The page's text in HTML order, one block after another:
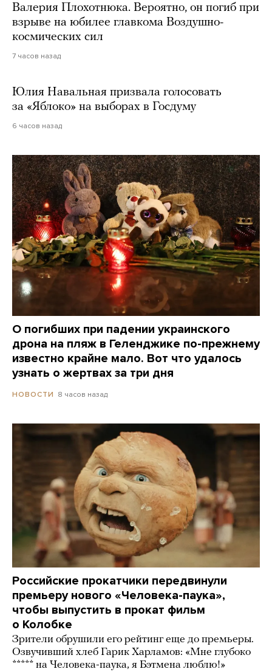
Валерия Плохотнюка. Вероятно, он погиб при
взрыве на юбилее главкома Воздушно-
космических сил
7 часов назад
Юлия Навальная призвала голосовать
за «Яблоко» на выборах в Госдуму
6 часов назад
О погибших при падении украинского
дрона на пляж в Геленджике по-прежнему
известно крайне мало. Вот что удалось
узнать о жертвах за три дня
НОВОСТИ 8 часов назад
Российские прокатчики передвинули
премьеру нового «Человека-паука»,
чтобы выпустить в прокат фильм
о Колобке
Зрители обрушили его рейтинг еще до премьеры.
Озвучивший хлеб Гарик Харламов: «Мне глубоко
***** на Человека-паука, я Бэтмена люблю!»